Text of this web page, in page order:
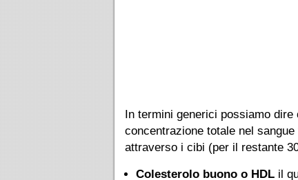
In termini generici possiamo
concentrazione totale nel
attraverso i cibi (per il restante
Colesterolo buono o HDL il